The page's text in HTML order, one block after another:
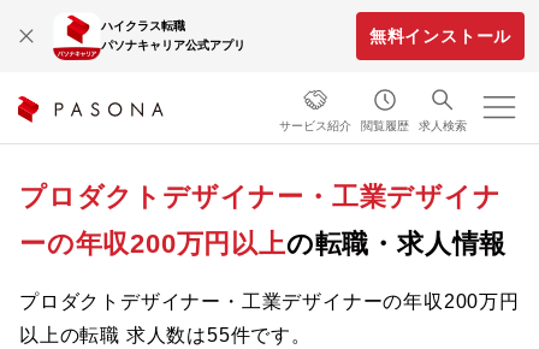
ハイクラス転職
パソナキャリア公式アプリ
無料インストール
サービス紹介 閲覧履歴 求人検索
プロダクトデザイナー・工業デザイナ
ーの年収200万円以上の転職・求人情報
プロダクトデザイナー・工業デザイナーの年収200万円
以上の転職 求人数は55件です。